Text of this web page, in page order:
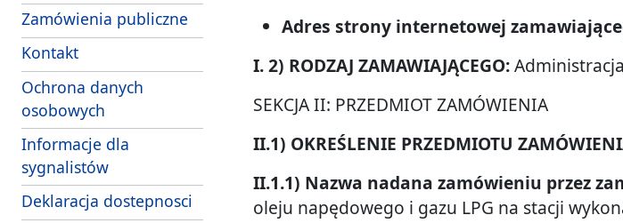
Zamówienia publiczne
Kontakt
Ochrona danych
osobowych
Informacje dla
sygnalistów
Deklaracja dostepnosci
Adres strony internetowej
I. 2) RODZAJ ZAMAWIAJĄCEGO:
SEKCJA II: PRZEDMIOT ZAMÓWIENIA
II.1) OKREŚLENIE PRZEDMIOTU
II.1.1) Nazwa nadana zamówieniu przez
oleju napędowego i gazu LPG na stacji